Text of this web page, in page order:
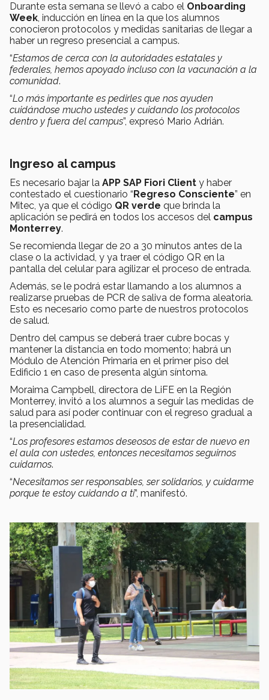
Durante esta semana se llevó a cabo el Onboarding
Week, inducción en línea en la que los alumnos
conocieron protocolos y medidas sanitarias de llegar a
haber un regreso presencial a campus.
“Estamos de cerca con la autoridades estatales y
federales, hemos apoyado incluso con la vacunación a la
comunidad.
“Lo más importante es pedirles que nos ayuden
cuidándose mucho ustedes y cuidando los protocolos
dentro y fuera del campus”, expresó Mario Adrián.
Ingreso al campus
Es necesario bajar la APP SAP Fiori Client y haber
contestado el cuestionario “Regreso Consciente” en
Mitec, ya que el código QR verde que brinda la
aplicación se pedirá en todos los accesos del campus
Monterrey.
Se recomienda llegar de 20 a 30 minutos antes de la
clase o la actividad, y ya traer el código QR en la
pantalla del celular para agilizar el proceso de entrada.
Además, se le podrá estar llamando a los alumnos a
realizarse pruebas de PCR de saliva de forma aleatoria.
Esto es necesario como parte de nuestros protocolos
de salud.
Dentro del campus se deberá traer cubre bocas y
mantener la distancia en todo momento; habrá un
Módulo de Atención Primaria en el primer piso del
Edificio 1 en caso de presenta algún síntoma.
Moraima Campbell, directora de LiFE en la Región
Monterrey, invitó a los alumnos a seguir las medidas de
salud para así poder continuar con el regreso gradual a
la presencialidad.
“Los profesores estamos deseosos de estar de nuevo en
el aula con ustedes, entonces necesitamos seguirnos
cuidarnos.
“Necesitamos ser responsables, ser solidarios, y cuidarme
porque te estoy cuidando a ti”, manifestó.